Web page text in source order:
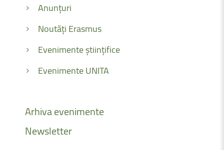
Anunțuri
Noutăți Erasmus
Evenimente științifice
Evenimente UNITA
Arhivaevenimente
Newsletter